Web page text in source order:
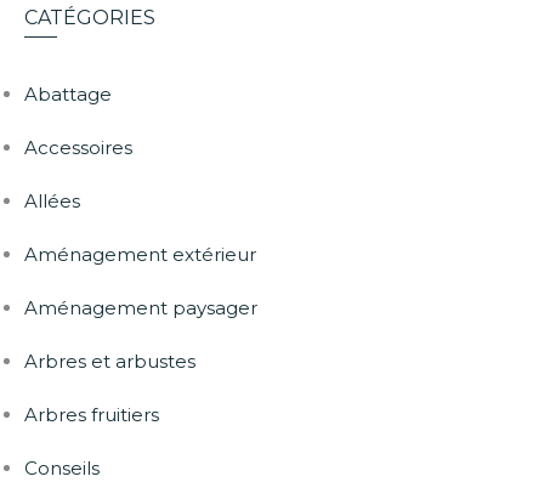
CATÉGORIES
Abattage
Accessoires
Allées
Aménagement extérieur
Aménagement paysager
Arbres et arbustes
Arbres fruitiers
Conseils